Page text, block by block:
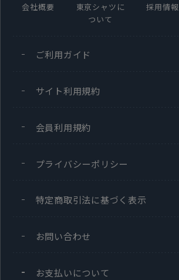
会社概要
東京シャツに
ついて
採用情報
ご利用ガイド
サイト利用規約
会員利用規約
プライバシーポリシー
特定商取引法に基づく表示
お問い合わせ
お支払いについて